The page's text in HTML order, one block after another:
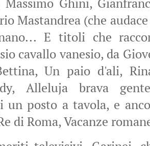
Mastandrea (che
E titoli che
cavallo vanesio, da
Un paio d'ali,
Alleluja brava
un posto a tavola, e
di Roma, Vacanze